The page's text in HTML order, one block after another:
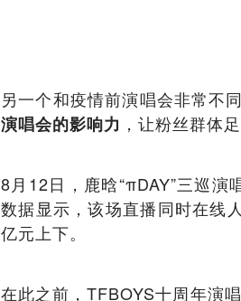
另一个和疫情前演唱会非常不
演唱会的影响力 ，让粉丝群体
8月12日，鹿晗“πDAY”三巡
数据显示，该场直播同时在线
亿元上下。
在此之前，TFBOYS十周年演